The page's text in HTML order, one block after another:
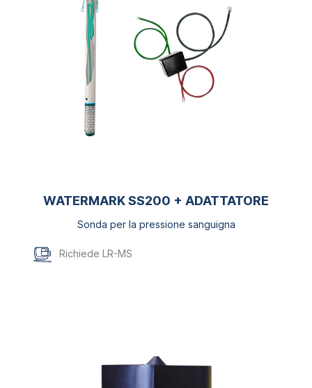
WATERMARK SS200 + ADATTATORE
Sonda per la pressione sanguigna
Richiede LR-MS